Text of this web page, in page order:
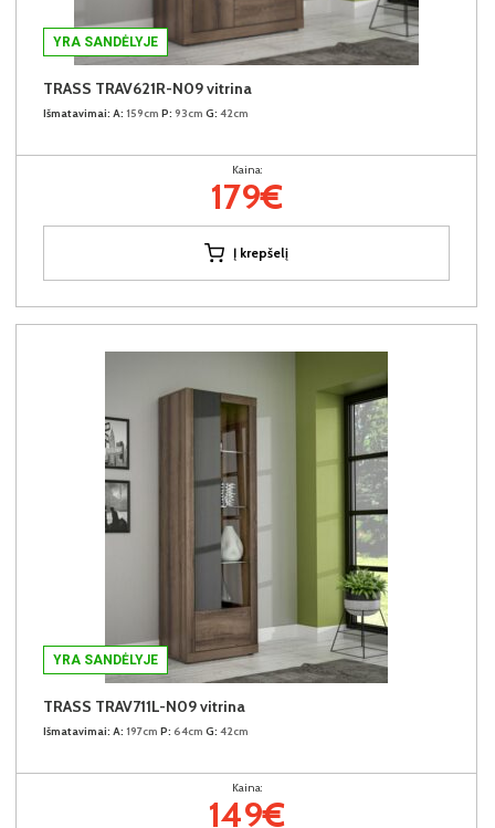
YRA SANDĖLYJE
TRASS TRAV621R-N09 vitrina
Išmatavimai: A: 159cm P: 93cm G: 42cm
Kaina:
179€
Į krepšelį
YRA SANDĖLYJE
TRASS TRAV711L-N09 vitrina
Išmatavimai: A: 197cm P: 64cm G: 42cm
Kaina:
149€